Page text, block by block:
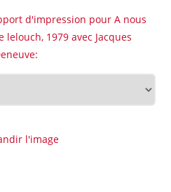
d'impression pour A nous
1979 avec Jacques
l'image